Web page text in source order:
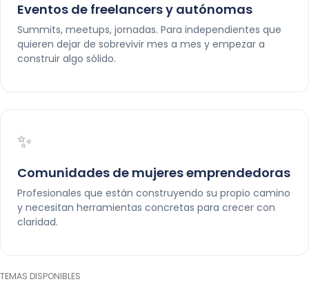
Eventos de freelancers y autónomas
Summits, meetups, jornadas. Para independientes que
quieren dejar de sobrevivir mes a mes y empezar a
construir algo sólido.
✨
Comunidades de mujeres emprendedoras
Profesionales que están construyendo su propio camino
y necesitan herramientas concretas para crecer con
claridad.
TEMAS DISPONIBLES